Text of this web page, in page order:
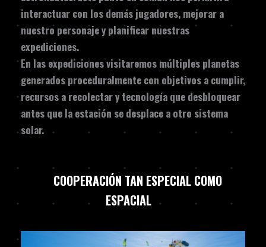
interactuar con los demás jugadores, mejorar a
nuestro personaje y planificar nuestras
expediciones.
En las expediciones visitaremos múltiples planetas
generados proceduralmente con objetivos a cumplir,
recursos a recolectar y tecnología que desbloquear
antes que la estación se desplace a otro sistema
solar.
COOPERACIÓN TAN ESPECIAL COMO
ESPACIAL